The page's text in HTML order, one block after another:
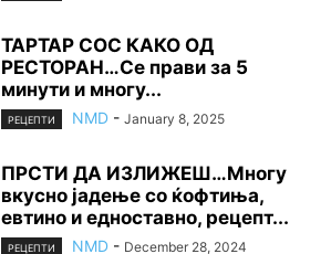
ТАРТАР СОС КАКО ОД
РЕСТОРАН…Се прави за 5
минути и многу...
РЕЦЕПТИ NMD - January 8, 2025
ПРСТИ ДА ИЗЛИЖЕШ…Многу
вкусно јадење со ќофтиња,
евтино и едноставно, рецепт...
РЕЦЕПТИ NMD - December 28, 2024